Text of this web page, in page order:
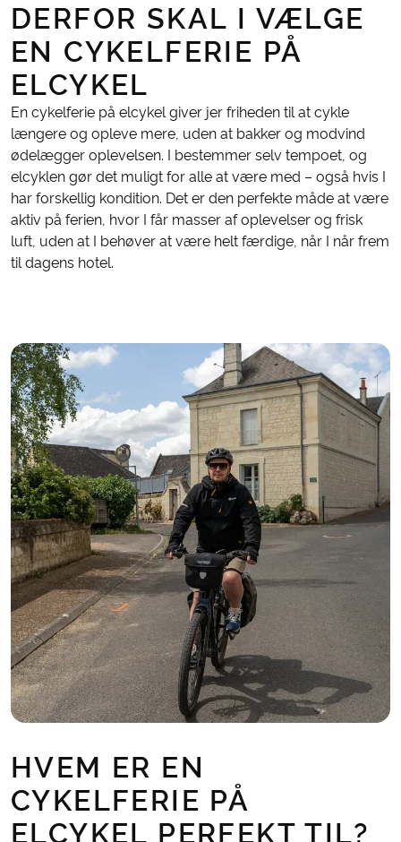
DERFOR SKAL I VÆLGE
EN CYKELFERIE PÅ
ELCYKEL
En cykelferie på elcykel giver jer friheden til at cykle
længere og opleve mere, uden at bakker og modvind
ødelægger oplevelsen. I bestemmer selv tempoet, og
elcyklen gør det muligt for alle at være med – også hvis I
har forskellig kondition. Det er den perfekte måde at være
aktiv på ferien, hvor I får masser af oplevelser og frisk
luft, uden at I behøver at være helt færdige, når I når frem
til dagens hotel.
HVEM ER EN
CYKELFERIE PÅ
ELCYKEL PERFEKT TIL?